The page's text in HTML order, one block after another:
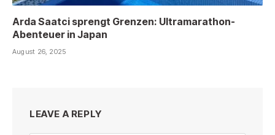
Arda Saatci sprengt Grenzen: Ultramarathon-
Abenteuer in Japan
August 26, 2025
LEAVE A REPLY